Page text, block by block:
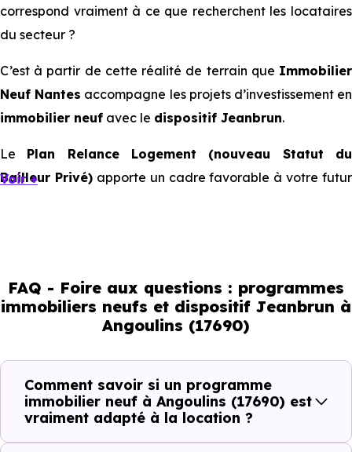
correspond vraiment à ce que recherchent les locataires
du secteur ?
C’est à partir de cette réalité de terrain que Immobilier
Neuf Nantes accompagne les projets d’investissement en
immobilier neuf avec le dispositif Jeanbrun.
Le Plan Relance Logement (nouveau Statut du
Bailleur Privé)apporte un cadre favorable à votre futur
comportent pas de la même manière, tous les logements
ne répondent pas à la même demande, et toutes les
résidences n’offrent pas le même potentiel locatif.
Avant la fiscalité, une question
simple : quelle est la pertinence de
votre projet d’investissement
Voir +
FAQ - Foire aux questions : programmes
immobiliers neufs et dispositif Jeanbrun à
Angoulins (17690)
Comment savoir si un programme
immobilier neuf à Angoulins (17690) est
vraiment adapté à la location ?